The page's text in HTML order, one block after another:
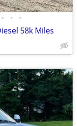
• • •
58k Miles